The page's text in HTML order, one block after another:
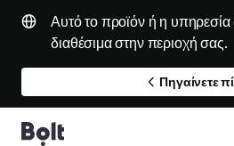
Αυτό το προϊόν ή η υπηρεσία
διαθέσιμα στην περιοχή σας.
Πηγαίνετε